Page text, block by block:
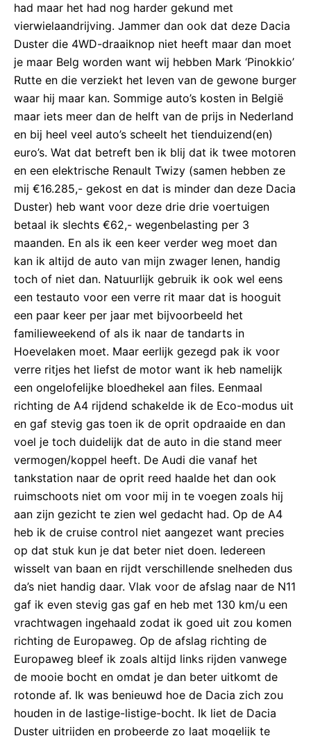
had maar het had nog harder gekund met
vierwielaandrijving. Jammer dan ook dat deze Dacia
Duster die 4WD-draaiknop niet heeft maar dan moet
je maar Belg worden want wij hebben Mark ‘Pinokkio’
Rutte en die verziekt het leven van de gewone burger
waar hij maar kan. Sommige auto’s kosten in België
maar iets meer dan de helft van de prijs in Nederland
en bij heel veel auto’s scheelt het tienduizend(en)
euro’s. Wat dat betreft ben ik blij dat ik twee motoren
en een elektrische Renault Twizy (samen hebben ze
mij €16.285,- gekost en dat is minder dan deze Dacia
Duster) heb want voor deze drie drie voertuigen
betaal ik slechts €62,- wegenbelasting per 3
maanden. En als ik een keer verder weg moet dan
kan ik altijd de auto van mijn zwager lenen, handig
toch of niet dan. Natuurlijk gebruik ik ook wel eens
een testauto voor een verre rit maar dat is hooguit
een paar keer per jaar met bijvoorbeeld het
familieweekend of als ik naar de tandarts in
Hoevelaken moet. Maar eerlijk gezegd pak ik voor
verre ritjes het liefst de motor want ik heb namelijk
een ongelofelijke bloedhekel aan files. Eenmaal
richting de A4 rijdend schakelde ik de Eco-modus uit
en gaf stevig gas toen ik de oprit opdraaide en dan
voel je toch duidelijk dat de auto in die stand meer
vermogen/koppel heeft. De Audi die vanaf het
tankstation naar de oprit reed haalde het dan ook
ruimschoots niet om voor mij in te voegen zoals hij
aan zijn gezicht te zien wel gedacht had. Op de A4
heb ik de cruise control niet aangezet want precies
op dat stuk kun je dat beter niet doen. Iedereen
wisselt van baan en rijdt verschillende snelheden dus
da’s niet handig daar. Vlak voor de afslag naar de N11
gaf ik even stevig gas gaf en heb met 130 km/u een
vrachtwagen ingehaald zodat ik goed uit zou komen
richting de Europaweg. Op de afslag richting de
Europaweg bleef ik zoals altijd links rijden vanwege
de mooie bocht en omdat je dan beter uitkomt de
rotonde af. Ik was benieuwd hoe de Dacia zich zou
houden in de lastige-listige-bocht. Ik liet de Dacia
Duster uitrijden en probeerde zo laat mogelijk te